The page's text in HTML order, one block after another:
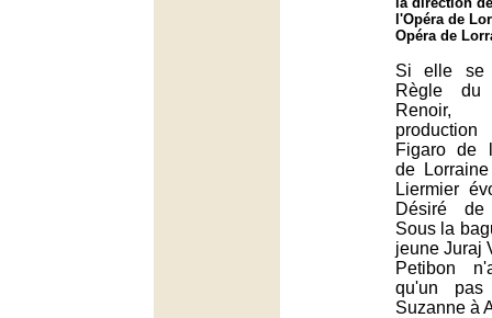
l'Opéra de
Opéra de
Si elle se
Règle
Renoir,
Figaro de
de
Liermier
Désiré de
Sous la
jeune Juraj
Petibon
qu'un
Suzanne à